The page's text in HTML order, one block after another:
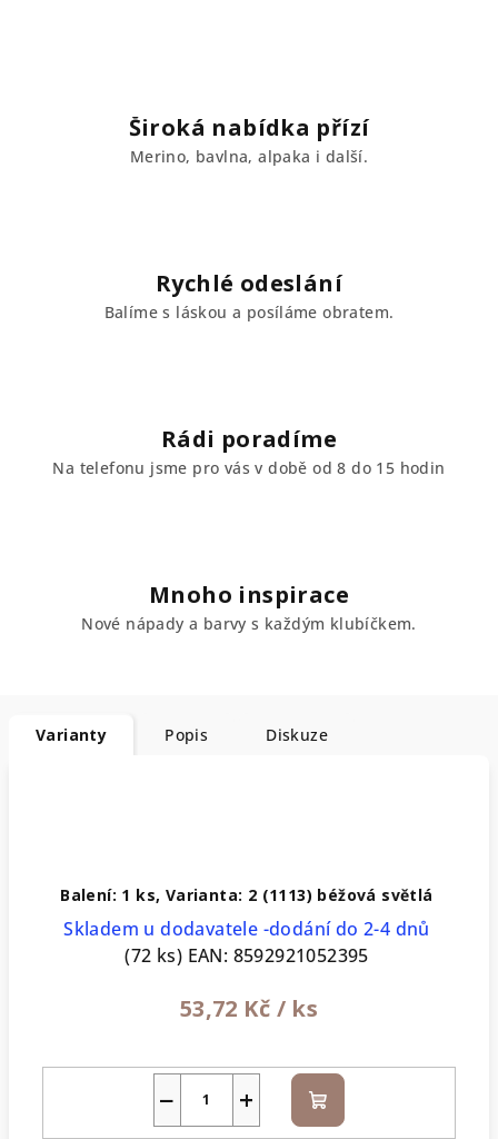
Široká nabídka přízí
Merino, bavlna, alpaka i další.
Rychlé odeslání
Balíme s láskou a posíláme obratem.
Rádi poradíme
Na telefonu jsme pro vás v době od 8 do 15 hodin
Mnoho inspirace
Nové nápady a barvy s každým klubíčkem.
Varianty Popis Diskuze
Balení: 1 ks, Varianta: 2 (1113) béžová světlá
Skladem u dodavatele -dodání do 2-4 dnů
(72 ks) EAN: 8592921052395
53,72 Kč / ks
+
− Do
košíku